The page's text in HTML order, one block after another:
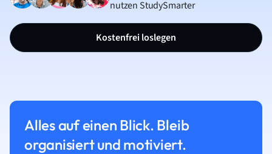
nutzen StudySmarter
Kostenfrei loslegen
Alles auf einen Blick. Bleib
organisiert und motiviert.